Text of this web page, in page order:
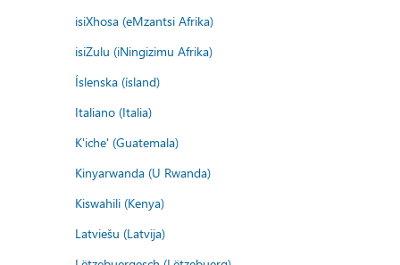
isiXhosa (eMzantsi Afrika)
isiZulu (iNingizimu Afrika)
Íslenska (ísland)
Italiano (Italia)
K'iche' (Guatemala)
Kinyarwanda (U Rwanda)
Kiswahili (Kenya)
Latviešu (Latvija)